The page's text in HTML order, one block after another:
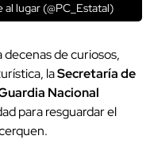
al lugar (@PC_Estatal)
de curiosos,
laSecretaría de
Nacional
para resguardar el